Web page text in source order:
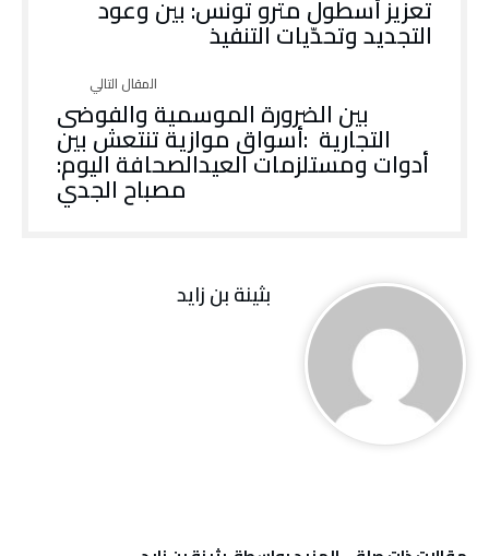
‬التجديد‭ ‬وتحدّيات‭ ‬التنفيذ
‬أدوات‭ ‬ومستلزمات‭ ‬العيدالصحافة‭ ‬اليوم‭:
‬مصباح‭ ‬الجدي
بثينة بن زايد